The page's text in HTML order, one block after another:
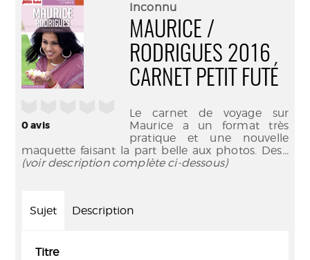
0avis
Inconnu
MAURICE /
RODRIGUES 2016
CARNET PETIT FUTÉ
Le carnet de voyage sur
Maurice a un format très
pratique et une nouvelle
maquette faisant la part belle aux photos. Des...
(voir description complète ci-dessous)
Sujet Description
Titre